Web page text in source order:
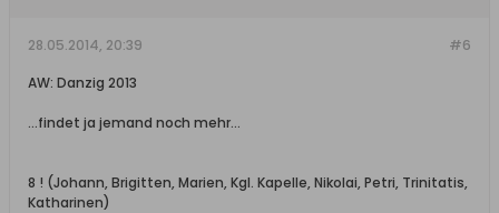
#6
28.05.2014, 20:39
AW: Danzig 2013
...findet ja jemand noch mehr...
8 ! (Johann, Brigitten, Marien, Kgl. Kapelle, Nikolai, Petri, Trinitatis,
Katharinen)